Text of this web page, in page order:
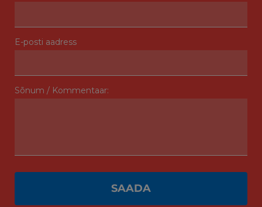
E-posti aadress
Sõnum / Kommentaar: